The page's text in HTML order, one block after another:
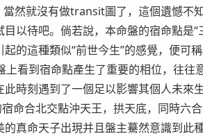
然就沒有做transit圖了，這個遺憾不
以待吧。倘若說，本命盤的宿命點是
的這種類似“前世今生”的感覺，便可
看到宿命點產生了重要的相位，往往
時刻遇到了一個足以影響其個人未來
命合北交點沖天王，拱天底，同時六
的真命天子出現并且盤主驀然意識到